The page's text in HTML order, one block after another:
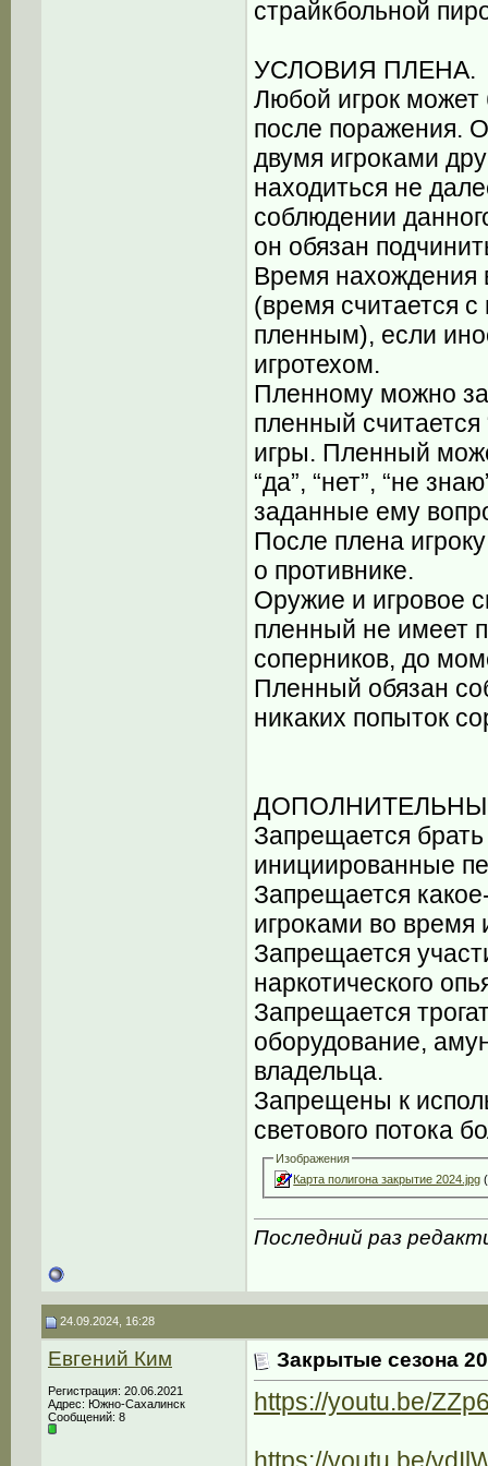
страйкбольной
УСЛОВИЯ ПЛЕНА.
Любой игрок может
после поражения.
двумя игроками
находиться не
соблюдении
он обязан
Время нахождения
(время считается
пленным), если
игротехом.
Пленному можно
пленный считается
игры. Пленный
“да”, “нет”, “не
заданные ему
После плена
о противнике.
Оружие и игровое
пленный не имеет
соперников, до
Пленный обязан
никаких попыток
Запрещается
инициированные
Запрещается
игроками во время
Запрещается
наркотического
Запрещается
оборудование,
владельца.
Запрещены к
светового потока
Изображения
Карта полигона закрытие 2024.jpg
Последний раз
24.09.2024, 16:28
Евгений Ким
Регистрация: 20.06.2021
Адрес: Южно-Сахалинск
Сообщений: 8
Закрытые сезона
https://youtu.be/